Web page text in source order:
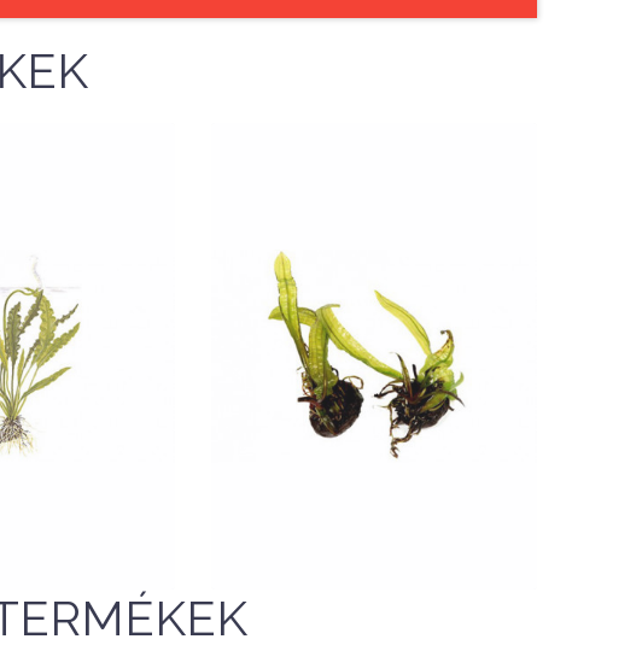
1,841 Ft
crispus -
Nettó ár: 1,841 Ft
Aponogeton boivinianus -
Tropica dobozos
KOSÁRBA